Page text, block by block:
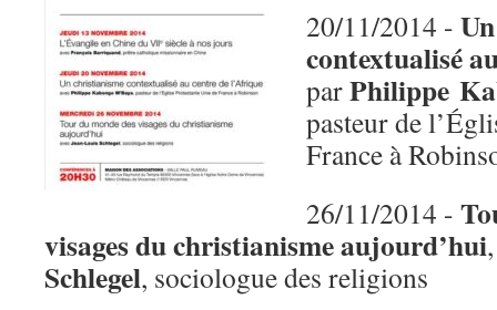
20/11/2014 -
contextualisé
parPhilippe
pasteur de
France à
26/11/2014 -
visages du christianisme aujourd’hui
Schlegel, sociologue des religions